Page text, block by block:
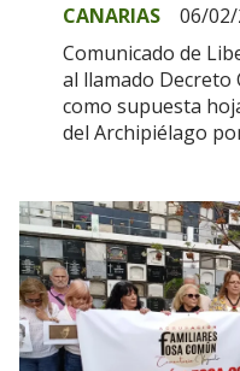
CANARIAS
06/
Comunicado de
al llamado Decreto
como supuesta
del Archipiélago